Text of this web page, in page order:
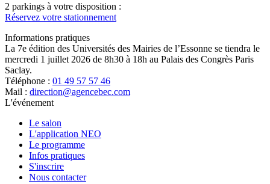
2 parkings à votre disposition :
Réservez votre stationnement
Informations pratiques
La 7e édition des Universités des Mairies de l’Essonne se tiendra le
mercredi 1 juillet 2026 de 8h30 à 18h au Palais des Congrès Paris
Saclay.
Téléphone : 01 49 57 57 46
Mail : direction@agencebec.com
L'événement
Le salon
L'application NEO
Le programme
Infos pratiques
S'inscrire
Nous contacter